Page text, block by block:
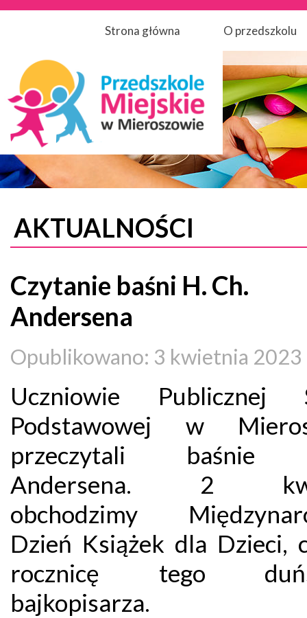
Strona główna O przedszkolu
AKTUALNOŚCI
Czytanie baśni H. Ch.
Andersena
Opublikowano: 3 kwietnia 2023
Uczniowie Publicznej
Podstawowej w
przeczytali baśnie
Andersena. 2
obchodzimy
Dzień Książek dla Dzieci,
rocznicę tego
bajkopisarza.